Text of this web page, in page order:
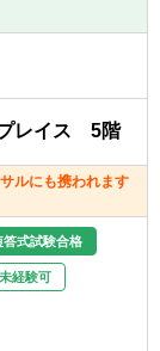
たい方
オペレーショ
ョン担当1名、
当1名、記帳1
コミュニケーシ
、メールや電話
ら指図があり、
資金移動の処
に処理を行いま
を行うチーム
ミスなく連携
関係者から、
来ることもあ
レイス 5階
ルにも携われます
式試験合格
未経験可